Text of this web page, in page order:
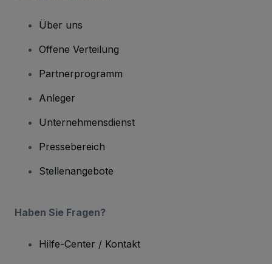
Über uns
Offene Verteilung
Partnerprogramm
Anleger
Unternehmensdienst
Pressebereich
Stellenangebote
Haben Sie Fragen?
Hilfe-Center / Kontakt